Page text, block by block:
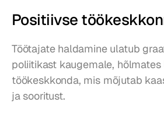
Positiivse
Töötajate haldamine ulatub
poliitikast kaugemale, hõlmates
töökeskkonda, mis mõjutab
ja sooritust.